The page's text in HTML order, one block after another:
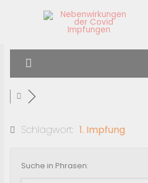
Schlagwort:1. Impfung
Suche in Phrasen: